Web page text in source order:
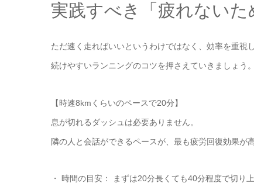
実践すべき「疲れない
ただ速く走ればいいというわけではなく、効率を重視
続けやすいランニングのコツを押さえていきましょう。
【時速8kmくらいのペースで20分】
息が切れるダッシュは必要ありません。
隣の人と会話ができるペースが、最も疲労回復効果が
・ 時間の目安： まずは20分長くても40分程度で切り